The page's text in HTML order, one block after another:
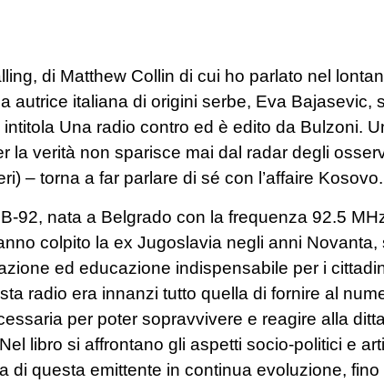
di Matthew Collin di cui ho parlato nel
autrice italiana di origini serbe, Eva Bajasevic,
Una radio contro ed è edito da Bulzoni.
la verità non sparisce mai dal radar degli
– torna a far parlare di sé con l’affaire Kosovo.
92, nata a Belgrado con la frequenza 92.5
colpito la ex Jugoslavia negli anni Novanta,
ed educazione indispensabile per i
radio era innanzi tutto quella di fornire al
per poter sopravvivere e reagire alla
libro si affrontano gli aspetti socio-politici e
di questa emittente in continua evoluzione,